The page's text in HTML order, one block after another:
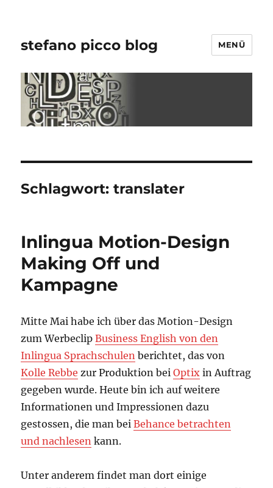
stefano picco blog MENÜ
Schlagwort:translater
Inlingua Motion-Design
Making Off und
Kampagne
Mitte Mai habe ich über das Motion-Design
zum WerbeclipBusiness English von den
Inlingua Sprachschulen berichtet, das von
Kolle Rebbe zur Produktion beiOptix in Auftrag
gegeben wurde. Heute bin ich auf weitere
Informationen und Impressionen dazu
gestossen, die man beiBehance betrachten
und nachlesen kann.
Unter anderem findet man dort einige